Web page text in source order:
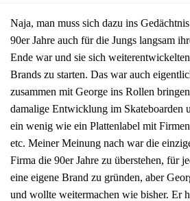
Naja, man muss sich dazu ins
90er Jahre auch für die Jungs langsam
Ende war und sie sich
Brands zu starten. Das war auch
zusammen mit George ins Rollen
damalige Entwicklung im Skateboarden
ein wenig wie ein Plattenlabel mit
etc. Meiner Meinung nach war die
Firma die 90er Jahre zu überstehen, für
eine eigene Brand zu gründen, aber
und wollte weitermachen wie bisher. Er